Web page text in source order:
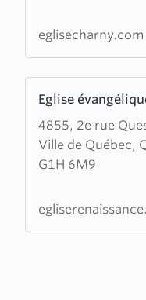
Baptiste
eglisecharny.com
Eglise
4855, 2e rue
Ville de Québec,
G1H 6M9
more
about
Eglise
évangélique
Renaissance